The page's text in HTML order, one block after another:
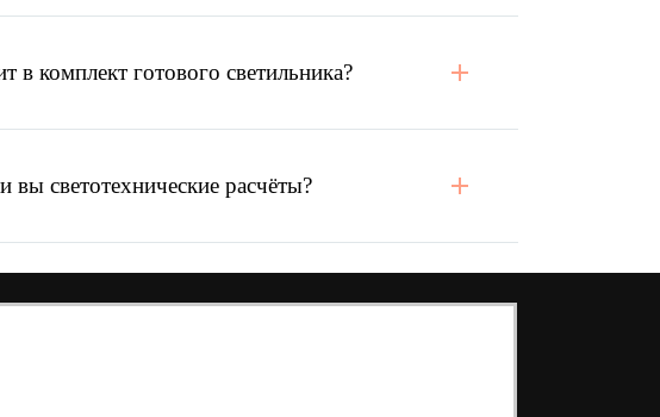
в комплект готового светильника?
вы светотехнические расчёты?